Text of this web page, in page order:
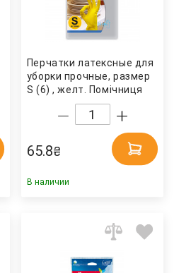
Перчатки латексные для
уборки прочные, размер
S (6) , желт. Помічниця
65.8₴
В наличии